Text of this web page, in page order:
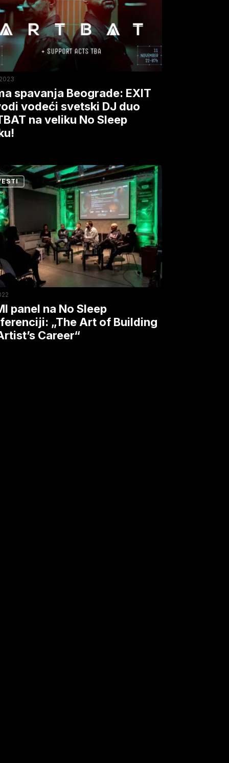
spavanja Beograde: EXIT
vodeći svetski DJ duo
na veliku No Sleep
panel na No Sleep
„The Art of Building
Career“